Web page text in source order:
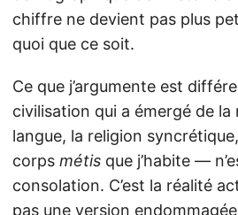
chiffre ne devient pas plus
quoi que ce soit.
Ce que j’argumente est
civilisation qui a émergé de
langue, la religion
corps métis que j’habite —
consolation. C’est la réalité
pas une version